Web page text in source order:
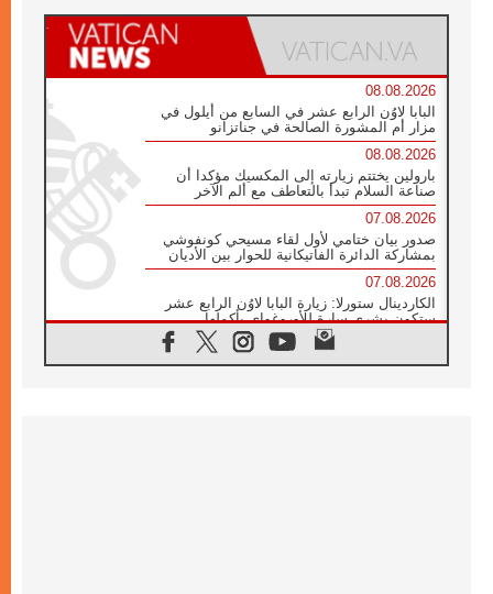
08.08.2026
البابا لاوُن الرابع عشر في السابع من أيلول في
مزار أم المشورة الصالحة في جناتزانو
08.08.2026
بارولين يختتم زيارته إلى المكسيك مؤكدا أن
صناعة السلام تبدأ بالتعاطف مع ألم الآخر
07.08.2026
صدور بيان ختامي لأول لقاء مسيحي كونفوشي
بمشاركة الدائرة الفاتيكانية للحوار بين الأديان
07.08.2026
الكاردينال ستورلا: زيارة البابا لاوُن الرابع عشر
ستكون بشرى سارة للأوروغواي بأكملها
الفاتيكان يعلن برنامج الزيارة الرسولية للبابا لاوُن